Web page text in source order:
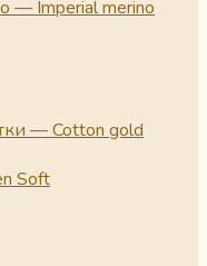
— Imperial merino
— Cotton gold
Soft